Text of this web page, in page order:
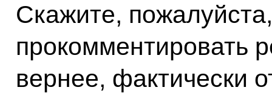
Скажите,
прокомментировать
вернее, фактически